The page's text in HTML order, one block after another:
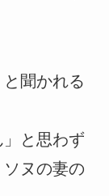
と聞かれる
」と思わず
ヌの妻の